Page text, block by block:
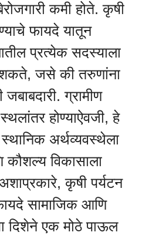
कमी होते. कृषी
फायदे यातून
प्रत्येक सदस्याला
शकते, जसे की तरुणांना
जबाबदारी. ग्रामीण
होण्याऐवजी, हे
अर्थव्यवस्थेला
विकासाला
कृषी पर्यटन
सामाजिक आणि
दिशेने एक मोठे पाऊल